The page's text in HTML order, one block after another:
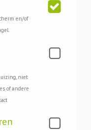
en/of
niet
of andere